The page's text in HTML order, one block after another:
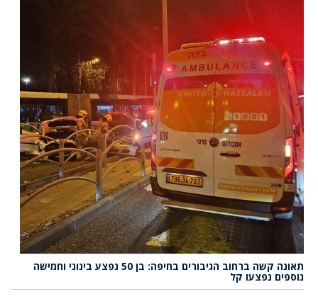
תאונה קשה ברחוב הגיבורים בחיפה: בן 50 נפצע בינוני וחמישה
נוספים נפצעו קל